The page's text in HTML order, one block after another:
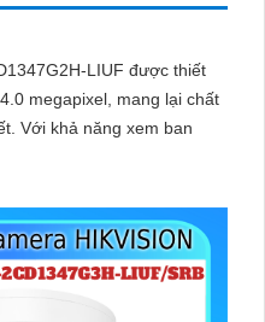
LIUF được thiết
megapixel, mang lại chất